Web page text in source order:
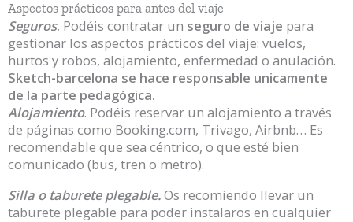
Aspectos prácticos para antes del viaje
Seguros. Podéis contratar un seguro de viaje para
gestionar los aspectos prácticos del viaje: vuelos,
hurtos y robos, alojamiento, enfermedad o anulación.
Sketch-barcelona se hace responsable unicamente
de la parte pedagógica.
Alojamiento. Podéis reservar un alojamiento a través
de páginas como Booking.com, Trivago, Airbnb… Es
recomendable que sea céntrico, o que esté bien
comunicado (bus, tren o metro).
Silla o taburete plegable.Os recomiendo llevar un
taburete plegable para poder instalaros en cualquier